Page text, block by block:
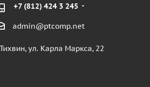
+7 (812) 424 3 245
admin@ptcomp.net
Тихвин, ул. Карла Маркса, 22